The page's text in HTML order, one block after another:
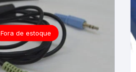
Fora de estoque